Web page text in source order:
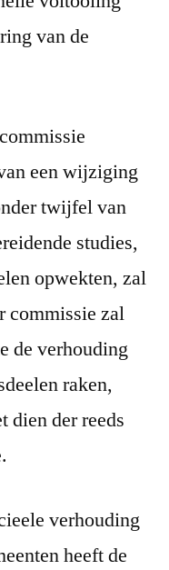
van de
een wijziging
twijfel van
studies,
opwekten, zal
commissie zal
de verhouding
raken,
dien der reeds
verhouding
heeft de